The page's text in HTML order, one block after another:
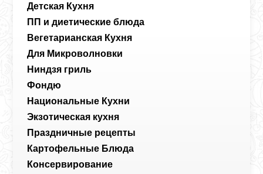
Детская Кухня
ПП и диетические блюда
Вегетарианская Кухня
Для Микроволновки
Ниндзя гриль
Фондю
Национальные Кухни
Экзотическая кухня
Праздничные рецепты
Картофельные Блюда
Консервирование